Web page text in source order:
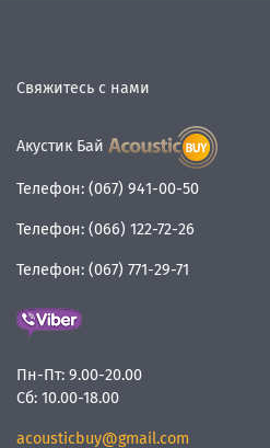
Свяжитесь с нами
Акустик Бай
Телефон: (067) 941-00-50
Телефон: (066) 122-72-26
Телефон: (067) 771-29-71
Пн-Пт: 9.00-20.00
Сб: 10.00-18.00
acousticbuy@gmail.com